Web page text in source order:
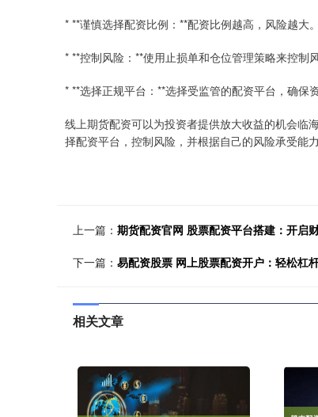
* **谨慎选择配资比例：**配资比例越高，风险越大
* **控制风险：**使用止损单和仓位管理策略来控制
* **选择正规平台：**选择受监管的配资平台，确保
线上期货配资可以为投资者提供放大收益的机会临
择配资平台，控制风险，并根据自己的风险承受能力
上一篇： 期货配资官网 股票配资平台搭建：开启
下一篇： 易配资股票 网上股票配资开户：轻松杠
相关文章